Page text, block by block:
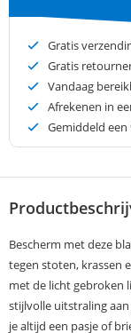
Gratis
Gratis
Vandaag
Afrekenen in
Gemiddeld een
Bescherm met deze
tegen stoten, krassen
met de licht gebroken
stijlvolle uitstraling
je altijd een pasje of